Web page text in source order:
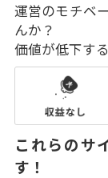
運営のモチベ
んか？
価値が低下す
これらのサ
す！